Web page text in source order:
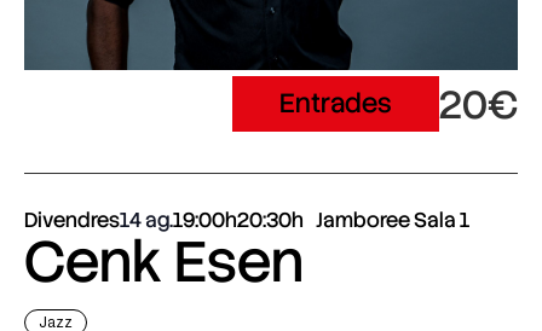
Entrades 20€
Divendres14 ag.19:00h20:30h Jamboree Sala 1
Cenk Esen
Jazz